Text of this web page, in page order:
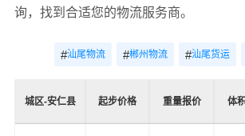
询，找到合适您的物流服务商。
#汕尾物流 #郴州物流 #汕尾货运
城区-安仁县 起步价格 重量报价 体